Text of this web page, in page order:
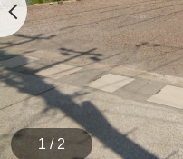
1 / 2